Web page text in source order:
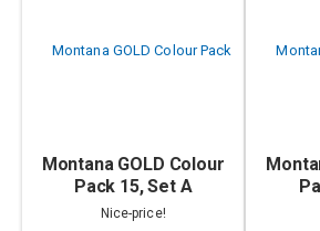
Montana GOLD Colour
Pack 15, Set A
Nice-price!